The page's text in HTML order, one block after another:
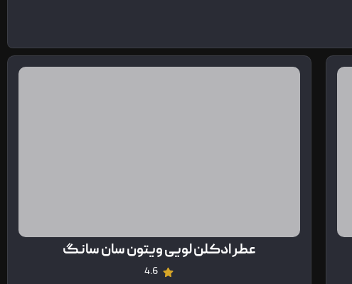
عطر ادکلن لویی ویتون سان سانگ
4.6